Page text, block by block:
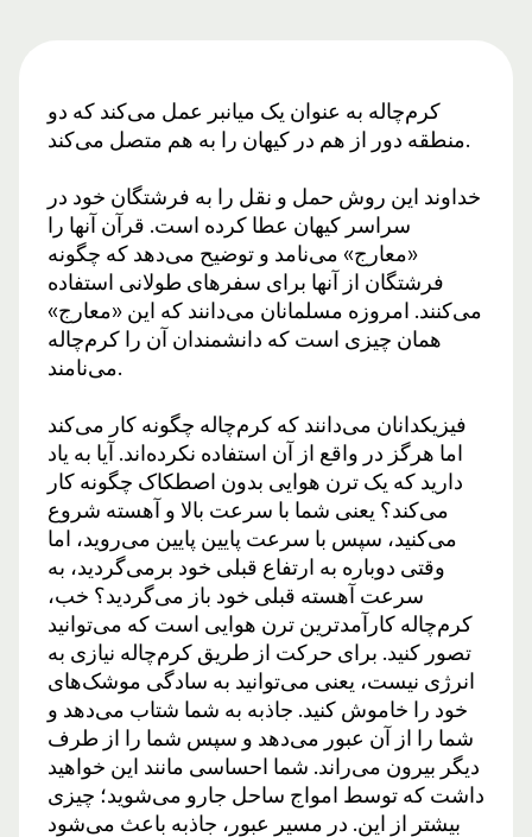
کرم‌چاله به عنوان یک میانبر عمل می‌کند که دو
منطقه دور از هم در کیهان را به هم متصل می‌کند.
خداوند این روش حمل و نقل را به فرشتگان خود در
سراسر کیهان عطا کرده است. قرآن آنها را
«معارج» می‌نامد و توضیح می‌دهد که چگونه
فرشتگان از آنها برای سفرهای طولانی استفاده
می‌کنند. امروزه مسلمانان می‌دانند که این «معارج»
همان چیزی است که دانشمندان آن را کرم‌چاله
می‌نامند.
فیزیکدانان می‌دانند که کرم‌چاله چگونه کار می‌کند
اما هرگز در واقع از آن استفاده نکرده‌اند. آیا به یاد
دارید که یک ترن هوایی بدون اصطکاک چگونه کار
می‌کند؟ یعنی شما با سرعت بالا و آهسته شروع
می‌کنید، سپس با سرعت پایین پایین می‌روید، اما
وقتی دوباره به ارتفاع قبلی خود برمی‌گردید، به
سرعت آهسته قبلی خود باز می‌گردید؟ خب،
کرم‌چاله کارآمدترین ترن هوایی است که می‌توانید
تصور کنید. برای حرکت از طریق کرم‌چاله نیازی به
انرژی نیست، یعنی می‌توانید به سادگی موشک‌های
خود را خاموش کنید. جاذبه به شما شتاب می‌دهد و
شما را از آن عبور می‌دهد و سپس شما را از طرف
دیگر بیرون می‌راند. شما احساسی مانند این خواهید
داشت که توسط امواج ساحل جارو می‌شوید؛ چیزی
بیشتر از این. در مسیر عبور، جاذبه باعث می‌شود